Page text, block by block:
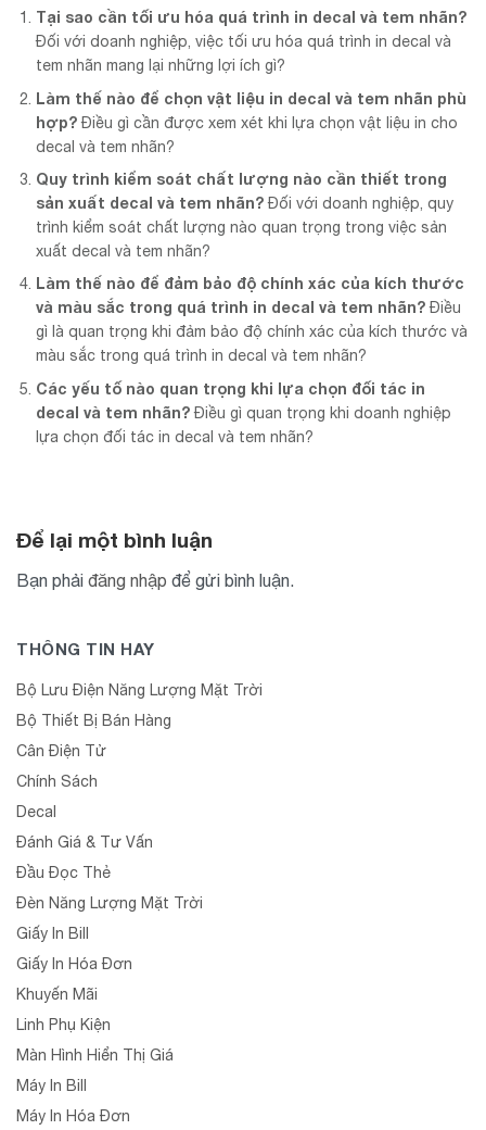
Tại sao cần tối ưu hóa quá trình in decal và tem nhãn?
Đối với doanh nghiệp, việc tối ưu hóa quá trình in decal và
tem nhãn mang lại những lợi ích gì?
Làm thế nào để chọn vật liệu in decal và tem nhãn phù
hợp?Điều gì cần được xem xét khi lựa chọn vật liệu in cho
decal và tem nhãn?
Quy trình kiểm soát chất lượng nào cần thiết trong
sản xuất decal và tem nhãn?Đối với doanh nghiệp, quy
trình kiểm soát chất lượng nào quan trọng trong việc sản
xuất decal và tem nhãn?
Làm thế nào để đảm bảo độ chính xác của kích thước
và màu sắc trong quá trình in decal và tem nhãn?Điều
gì là quan trọng khi đảm bảo độ chính xác của kích thước và
màu sắc trong quá trình in decal và tem nhãn?
Các yếu tố nào quan trọng khi lựa chọn đối tác in
decal và tem nhãn?Điều gì quan trọng khi doanh nghiệp
lựa chọn đối tác in decal và tem nhãn?
Để lại một bình luận
Bạn phải đăng nhập để gửi bình luận.
THÔNG TIN HAY
Bộ Lưu Điện Năng Lượng Mặt Trời
Bộ Thiết Bị Bán Hàng
Cân Điện Tử
Chính Sách
Decal
Đánh Giá & Tư Vấn
Đầu Đọc Thẻ
Đèn Năng Lượng Mặt Trời
Giấy In Bill
Giấy In Hóa Đơn
Khuyến Mãi
Linh Phụ Kiện
Màn Hình Hiển Thị Giá
Máy In Bill
Máy In Hóa Đơn